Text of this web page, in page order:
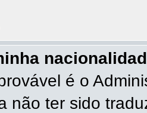
é o
não ter sido